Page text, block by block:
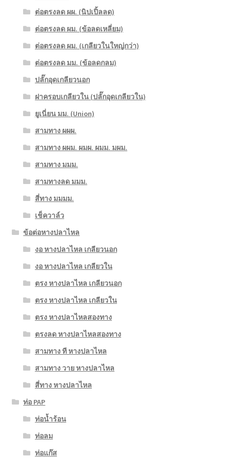
ต่อตรงลด ผผ. (นิปเปิ้ลลด)
ต่อตรงลด ผม. (ข้อลดเหลี่ยม)
ต่อตรงลด ผม. (เกลียวในใหญ่กว่า)
ต่อตรงลด มม. (ข้อลดกลม)
ปลั๊กอุดเกลียวนอก
ฝาครอบเกลียวใน (ปลั๊กอุดเกลียวใน)
ยูเนี่ยน มม. (Union)
สามทาง ผผผ.
สามทาง ผผม. ผมผ. ผมม. มผม.
สามทาง มมม.
สามทางลด มมม.
สี่ทาง มมมม.
เช็ควาล์ว
ข้อต่อหางปลาไหล
งอ หางปลาไหล เกลียวนอก
งอ หางปลาไหล เกลียวใน
ตรง หางปลาไหล เกลียวนอก
ตรง หางปลาไหล เกลียวใน
ตรง หางปลาไหลสองทาง
ตรงลด หางปลาไหลสองทาง
สามทาง ที หางปลาไหล
สามทาง วาย หางปลาไหล
สี่ทาง หางปลาไหล
ท่อ PAP
ท่อน้ำร้อน
ท่อลม
ท่อแก๊ส